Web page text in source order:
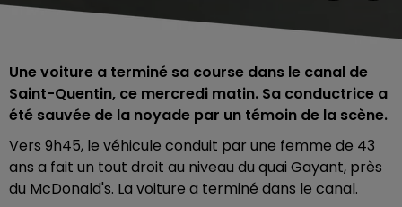
Une voiture a terminé sa course dans le canal de
Saint-Quentin, ce mercredi matin. Sa conductrice a
été sauvée de la noyade par un témoin de la scène.
Vers 9h45, le véhicule conduit par une femme de 43
ans a fait un tout droit au niveau du quai Gayant, près
du McDonald's. La voiture a terminé dans le canal.